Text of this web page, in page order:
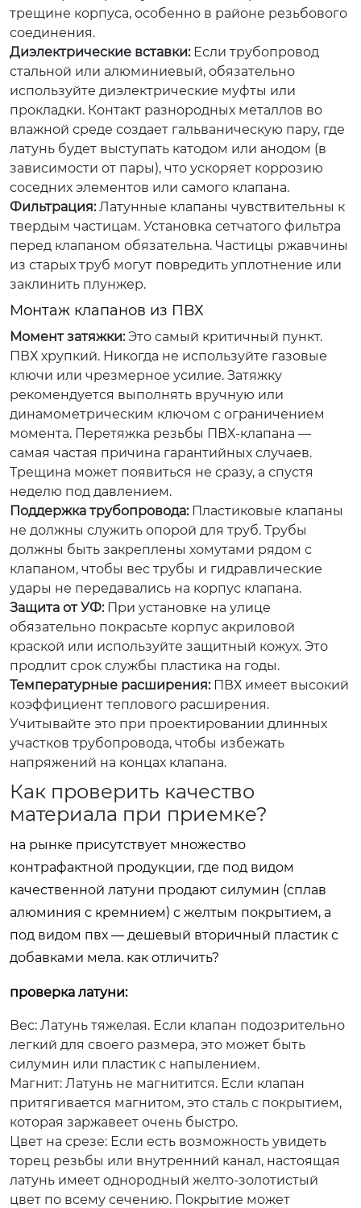
трещине корпуса, особенно в районе резьбового
соединения.
Диэлектрические вставки:Если трубопровод
стальной или алюминиевый, обязательно
используйте диэлектрические муфты или
прокладки. Контакт разнородных металлов во
влажной среде создает гальваническую пару, где
латунь будет выступать катодом или анодом (в
зависимости от пары), что ускоряет коррозию
соседних элементов или самого клапана.
Фильтрация:Латунные клапаны чувствительны к
твердым частицам. Установка сетчатого фильтра
перед клапаном обязательна. Частицы ржавчины
из старых труб могут повредить уплотнение или
заклинить плунжер.
Монтаж клапанов из ПВХ
Момент затяжки:Это самый критичный пункт.
ПВХ хрупкий. Никогда не используйте газовые
ключи или чрезмерное усилие. Затяжку
рекомендуется выполнять вручную или
динамометрическим ключом с ограничением
момента. Перетяжка резьбы ПВХ-клапана —
самая частая причина гарантийных случаев.
Трещина может появиться не сразу, а спустя
неделю под давлением.
Поддержка трубопровода:Пластиковые клапаны
не должны служить опорой для труб. Трубы
должны быть закреплены хомутами рядом с
клапаном, чтобы вес трубы и гидравлические
удары не передавались на корпус клапана.
Защита от УФ:При установке на улице
обязательно покрасьте корпус акриловой
краской или используйте защитный кожух. Это
продлит срок службы пластика на годы.
Температурные расширения:ПВХ имеет высокий
коэффициент теплового расширения.
Учитывайте это при проектировании длинных
участков трубопровода, чтобы избежать
напряжений на концах клапана.
Как проверить качество
материала при приемке?
на рынке присутствует множество
контрафактной продукции, где под видом
качественной латуни продают силумин (сплав
алюминия с кремнием) с желтым покрытием, а
под видом пвх — дешевый вторичный пластик с
добавками мела. как отличить?
проверка латуни:
Вес: Латунь тяжелая. Если клапан подозрительно
легкий для своего размера, это может быть
силумин или пластик с напылением.
Магнит: Латунь не магнитится. Если клапан
притягивается магнитом, это сталь с покрытием,
которая заржавеет очень быстро.
Цвет на срезе: Если есть возможность увидеть
торец резьбы или внутренний канал, настоящая
латунь имеет однородный желто-золотистый
цвет по всему сечению. Покрытие может